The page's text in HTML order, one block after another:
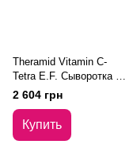
Theramid Vitamin C-
Tetra E.F. Сыворотка с
витамином С Терамид
для лица 30 мл
2 604 грн
Купить